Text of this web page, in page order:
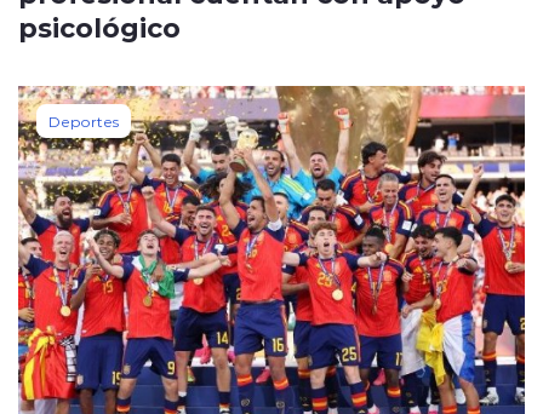
psicológico
Deportes